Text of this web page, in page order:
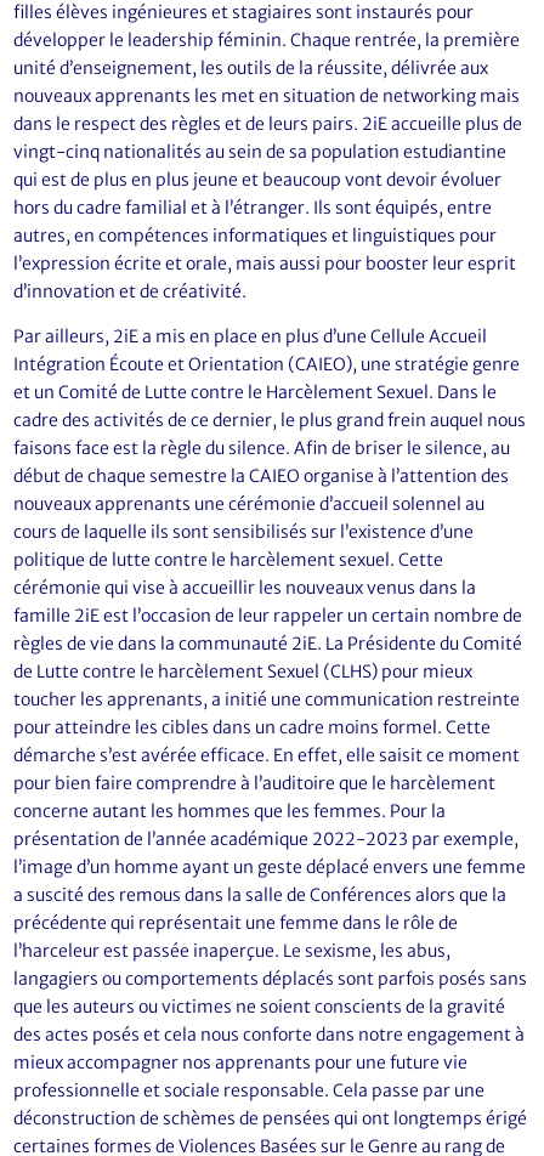
filles élèves ingénieures et stagiaires sont instaurés pour
développer le leadership féminin. Chaque rentrée, la première
unité d’enseignement, les outils de la réussite, délivrée aux
nouveaux apprenants les met en situation de networking mais
dans le respect des règles et de leurs pairs. 2iE accueille plus de
vingt-cinq nationalités au sein de sa population estudiantine
qui est de plus en plus jeune et beaucoup vont devoir évoluer
hors du cadre familial et à l’étranger. Ils sont équipés, entre
autres, en compétences informatiques et linguistiques pour
l’expression écrite et orale, mais aussi pour booster leur esprit
d’innovation et de créativité.
Par ailleurs, 2iE a mis en place en plus d’une Cellule Accueil
Intégration Écoute et Orientation (CAIEO), une stratégie genre
et un Comité de Lutte contre le Harcèlement Sexuel. Dans le
cadre des activités de ce dernier, le plus grand frein auquel nous
faisons face est la règle du silence. Afin de briser le silence, au
début de chaque semestre la CAIEO organise à l’attention des
nouveaux apprenants une cérémonie d’accueil solennel au
cours de laquelle ils sont sensibilisés sur l’existence d’une
politique de lutte contre le harcèlement sexuel. Cette
cérémonie qui vise à accueillir les nouveaux venus dans la
famille 2iE est l’occasion de leur rappeler un certain nombre de
règles de vie dans la communauté 2iE. La Présidente du Comité
de Lutte contre le harcèlement Sexuel (CLHS) pour mieux
toucher les apprenants, a initié une communication restreinte
pour atteindre les cibles dans un cadre moins formel. Cette
démarche s’est avérée efficace. En effet, elle saisit ce moment
pour bien faire comprendre à l’auditoire que le harcèlement
concerne autant les hommes que les femmes. Pour la
présentation de l’année académique 2022-2023 par exemple,
l’image d’un homme ayant un geste déplacé envers une femme
a suscité des remous dans la salle de Conférences alors que la
précédente qui représentait une femme dans le rôle de
l’harceleur est passée inaperçue. Le sexisme, les abus,
langagiers ou comportements déplacés sont parfois posés sans
que les auteurs ou victimes ne soient conscients de la gravité
des actes posés et cela nous conforte dans notre engagement à
mieux accompagner nos apprenants pour une future vie
professionnelle et sociale responsable. Cela passe par une
déconstruction de schèmes de pensées qui ont longtemps érigé
certaines formes de Violences Basées sur le Genre au rang de